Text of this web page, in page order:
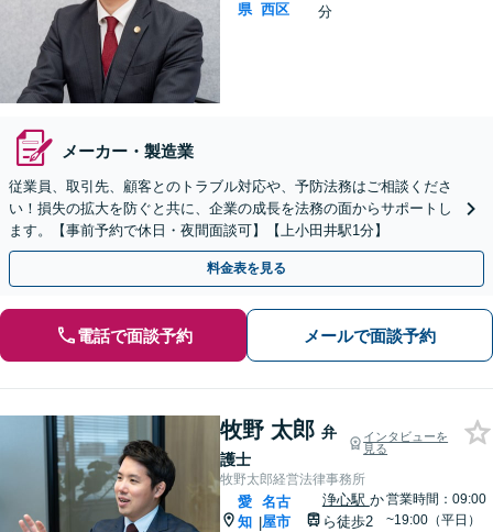
県 西区
分
メーカー・製造業
従業員、取引先、顧客とのトラブル対応や、予防法務はご相談くださ
い！損失の拡大を防ぐと共に、企業の成長を法務の面からサポートし
ます。【事前予約で休日・夜間面談可】【上小田井駅1分】
料金表を見る
電話で面談予約 メールで面談予約
牧野 太郎 弁
護士
インタビューを
見る
牧野太郎経営法律事務所
愛
知 |
名古
屋市
浄心駅 か
ら徒歩2
営業時間：09:00
~19:00（平日）